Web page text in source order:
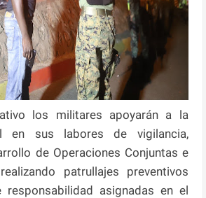
los militares apoyarán a la
en sus labores de vigilancia,
de Operaciones Conjuntas e
patrullajes preventivos
asignadas en el